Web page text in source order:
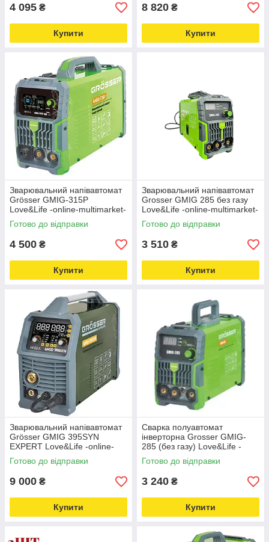
4 095 ₴
Купити
8 820 ₴
Купити
Зварювальний напівавтомат
Grösser GMIG-315P
Love&Life -online-multimarket-
Готово до відправки
4 500 ₴
Купити
Зварювальний напівавтомат
Grosser GMIG 285 без газу
Love&Life -online-multimarket-
Готово до відправки
3 510 ₴
Купити
Зварювальний напівавтомат
Grösser GMIG 395SYN
EXPERT Love&Life -online-
multimarket-
Готово до відправки
9 000 ₴
Купити
Сварка полуавтомат
інверторна Grosser GMIG-
285 (без газу) Love&Life -
online-multimarket-
Готово до відправки
3 240 ₴
Купити